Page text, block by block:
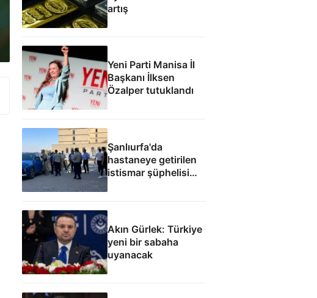
artış
Yeni Parti Manisa İl
Başkanı İlksen
Özalper tutuklandı
Şanlıurfa'da
hastaneye getirilen
istismar şüphelisi
silahlı saldırıda
Akın Gürlek: Türkiye
yeni bir sabaha
uyanacak